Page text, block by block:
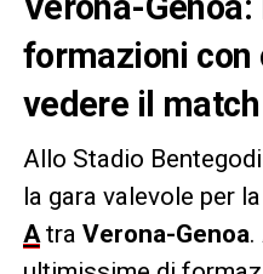
formazioni con
vedere il
Allo Stadio
la gara valevole per
Atra Verona-Genoa.